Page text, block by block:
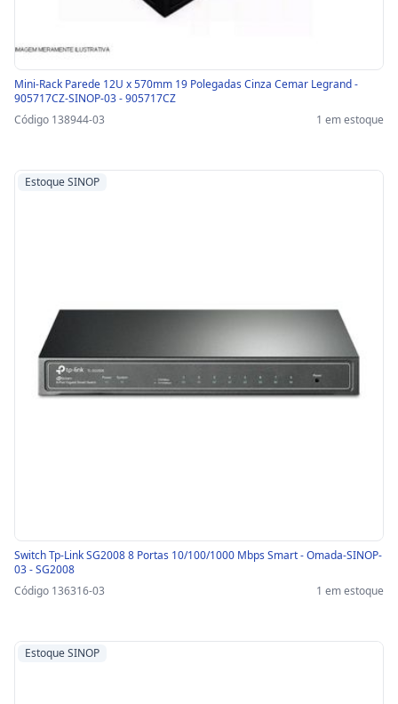
Mini-Rack Parede 12U x 570mm 19 Polegadas Cinza Cemar Legrand -
905717CZ-SINOP-03 - 905717CZ
Código 138944-03
1 em estoque
Estoque SINOP
Switch Tp-Link SG2008 8 Portas 10/100/1000 Mbps Smart - Omada-SINOP-
03 - SG2008
Código 136316-03
1 em estoque
Estoque SINOP